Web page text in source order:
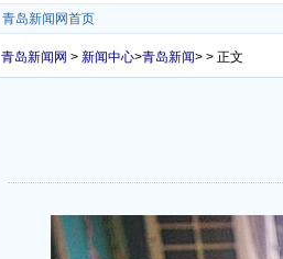
青岛新闻网首页
青岛新闻网 > 新闻中心>青岛新闻> > 正文